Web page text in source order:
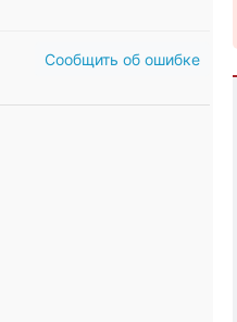
Сообщить об ошибке